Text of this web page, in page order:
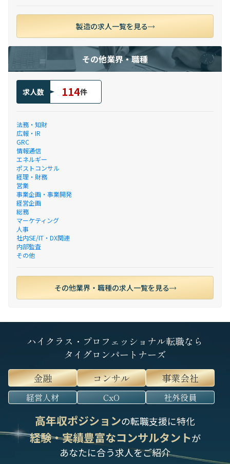
製造の求人一覧を見る
その他業界・職種
求人数 114件
法務・知財
広報・IR
GRC
情報通信
エネルギー
ポストコンサル
経理・財務
営業
事業企画・事業開発
経営企画
総務
マーケティング
人事
社内SE/IT・DX関連
内部監査
その他
その他業界・職種の求人一覧を見る
ハイクラス・プロフェッショナル転職なら
タイグロンパートナーズ
金融
コンサル 事業会社
経営人材 CxO 社外役員
高年収ポジションの転職支援に特化
経験・実績豊富なコンサルタントが
あなたに合う求人をご紹介